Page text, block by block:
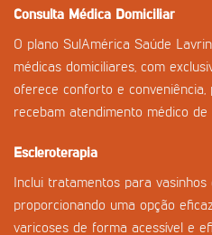
Consulta Médica Domiciliar
O plano SulAmérica Saúde
médicas domiciliares, com
oferece conforto e
recebam atendimento médico de
Escleroterapia
Inclui tratamentos para vasinhos
proporcionando uma opção
varicoses de forma acessível e